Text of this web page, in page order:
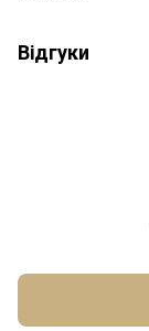
Відгуки